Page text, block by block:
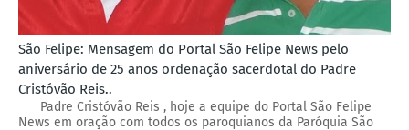
São Felipe: Mensagem do Portal São Felipe News pelo
aniversário de 25 anos ordenação sacerdotal do Padre
Cristóvão Reis..
Padre Cristóvão Reis , hoje a equipe do Portal São Felipe
News em oração com todos os paroquianos da Paróquia São